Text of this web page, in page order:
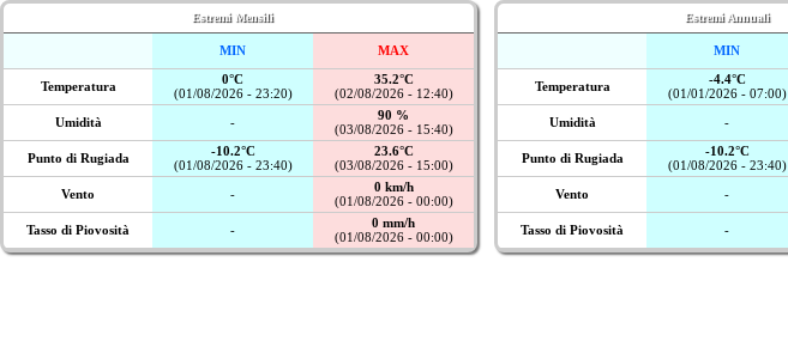
Estremi Mensili
MIN MAX
Temperatura
0°C
(01/08/2026 - 23:20)
35.2°C
(02/08/2026 - 12:40)
Umidità
-
90 %
(03/08/2026 - 15:40)
Punto di Rugiada
-10.2°C
(01/08/2026 - 23:40)
23.6°C
(03/08/2026 - 15:00)
Vento
-
0 km/h
(01/08/2026 - 00:00)
Tasso di Piovosità
-
0 mm/h
(01/08/2026 - 00:00)
Estremi Annuali
MIN
Temperatura
-4.4°C
(01/01/2026 - 07:00)
Umidità
-
Punto di Rugiada
-10.2°C
(01/08/2026 - 23:40)
Vento
-
Tasso di Piovosità
-